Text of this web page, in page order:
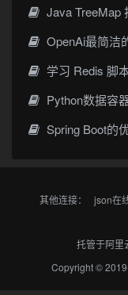
Java TreeMap
OpenAi最简洁的Java流式返回接
学习 Redis 脚
Python数据容器
Spring Boot的
其他连接： json在
托管于阿里
Copyright ©